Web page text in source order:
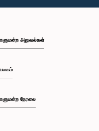
அலுவல்கள்
நேரலை